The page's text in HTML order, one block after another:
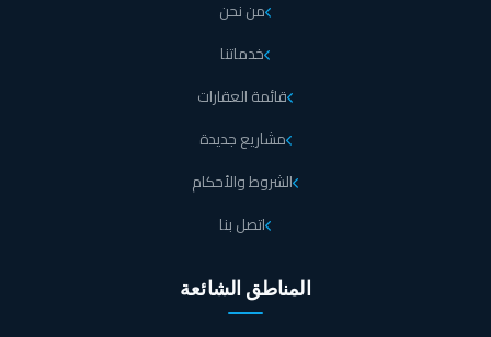
من نحن
خدماتنا
قائمة العقارات
مشاريع جديدة
الشروط والأحكام
اتصل بنا
المناطق الشائعة